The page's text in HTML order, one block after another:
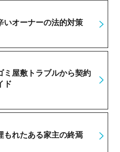
いオーナーの法的対策
ミ屋敷トラブルから契約
ド
もれたある家主の終焉